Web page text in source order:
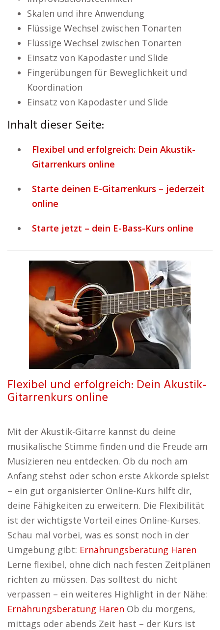
Skalen und ihre Anwendung
Flüssige Wechsel zwischen Tonarten
Flüssige Wechsel zwischen Tonarten
Einsatz von Kapodaster und Slide
Fingerübungen für Beweglichkeit und
Koordination
Einsatz von Kapodaster und Slide
Inhalt dieser Seite:
Flexibel und erfolgreich: Dein Akustik-
Gitarrenkurs online
Starte deinen E-Gitarrenkurs – jederzeit
online
Starte jetzt – dein E-Bass-Kurs online
Flexibel und erfolgreich: Dein Akustik-
Gitarrenkurs online
Mit der Akustik-Gitarre kannst du deine
musikalische Stimme finden und die Freude am
Musizieren neu entdecken. Ob du noch am
Anfang stehst oder schon erste Akkorde spielst
– ein gut organisierter Online-Kurs hilft dir,
deine Fähigkeiten zu erweitern. Die Flexibilität
ist der wichtigste Vorteil eines Online-Kurses.
Schau mal vorbei, was es sonst noch in der
Umgebung gibt: Ernährungsberatung Haren
Lerne flexibel, ohne dich nach festen Zeitplänen
richten zu müssen. Das solltest du nicht
verpassen – ein weiteres Highlight in der Nähe:
Ernährungsberatung Haren Ob du morgens,
mittags oder abends Zeit hast – der Kurs ist